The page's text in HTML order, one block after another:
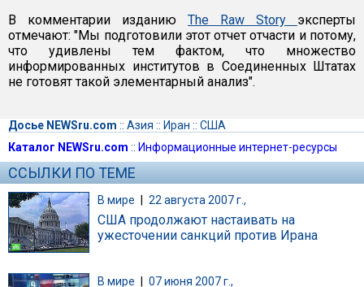
В комментарии изданию The Raw Story эксперты
отмечают: "Мы подготовили этот отчет отчасти и потому,
что удивлены тем фактом, что множество
информированных институтов в Соединенных Штатах
не готовят такой элементарный анализ".
Досье NEWSru.com :: Азия :: Иран :: США
Каталог NEWSru.com :: Информационные интернет-ресурсы
ССЫЛКИ ПО ТЕМЕ
В мире | 22 августа 2007 г.,
США продолжают настаивать на
ужесточении санкций против Ирана
В мире 07 июня 2007 г.,